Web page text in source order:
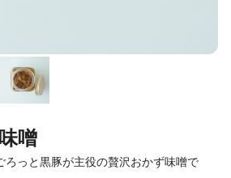
噌
ろっと黒豚が主役の贅沢おかず味噌で